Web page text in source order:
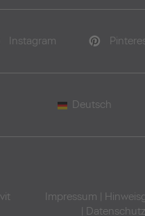
Instagram
Deutsch
Impressum |
|